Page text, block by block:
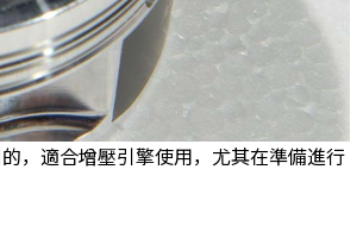
，適合增壓引擎使用，尤其在準備進行